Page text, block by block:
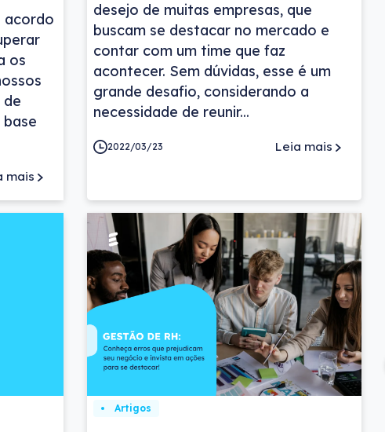
acordo
os
de
mais
desejo de muitas empresas, que
buscam se destacar no mercado e
contar com um time que faz
acontecer. Sem dúvidas, esse é um
grande desafio, considerando a
necessidade de reunir...
2022/03/23 Leia mais
Artigos